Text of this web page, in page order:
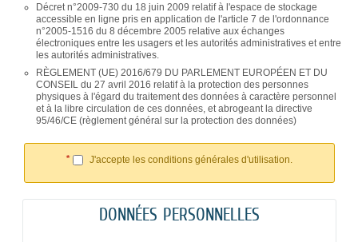
Décret n°2009-730 du 18 juin 2009 relatif à l'espace de stockage
accessible en ligne pris en application de l'article 7 de l'ordonnance
n°2005-1516 du 8 décembre 2005 relative aux échanges
électroniques entre les usagers et les autorités administratives et entre
les autorités administratives.
RÈGLEMENT (UE) 2016/679 DU PARLEMENT EUROPÉEN ET DU
CONSEIL du 27 avril 2016 relatif à la protection des personnes
physiques à l'égard du traitement des données à caractère personnel
et à la libre circulation de ces données, et abrogeant la directive
95/46/CE (règlement général sur la protection des données)
* J'accepte les conditions générales d'utilisation.
DONNÉES PERSONNELLES